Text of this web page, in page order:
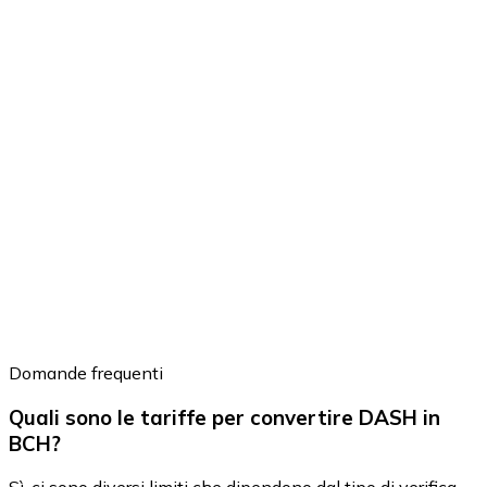
Domande frequenti
Quali sono le tariffe per convertire DASH in
BCH?